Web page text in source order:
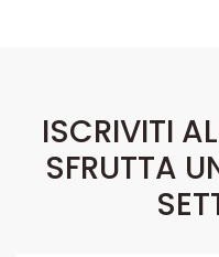
ISCRIVITI
SFRUTTA